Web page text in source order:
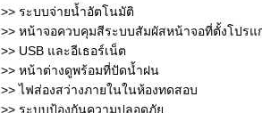
>> ระบบจ่ายน้ำอัตโนมัติ
>> หน้าจอควบคุมสีระบบสัมผัสหน้าจอที่ตั้งโปรแ
>> USB และอีเธอร์เน็ต
>> หน้าต่างดูพร้อมที่ปัดน้ำฝน
>> ไฟส่องสว่างภายในในห้องทดสอบ
>> ระบบป้องกันความปลอดภัย